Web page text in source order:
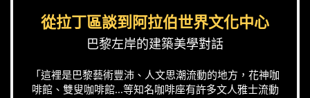
從拉丁區談到阿拉伯世界文化中心
巴黎左岸的建築美學對話
「這裡是巴黎藝術豐沛、人文思潮流動的地方，花神咖
啡館、雙叟咖啡館...等知名咖啡座有許多文人雅士流動